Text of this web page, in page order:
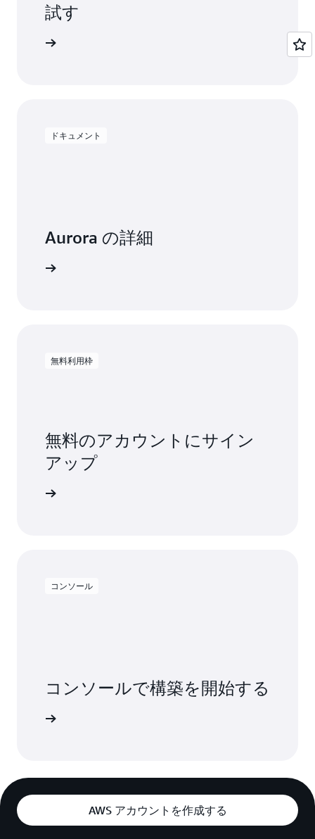
試す
ドキュメント
Aurora の詳細
無料利用枠
無料のアカウントにサイン
アップ
コンソール
コンソールで構築を開始する
AWS アカウントを作成する